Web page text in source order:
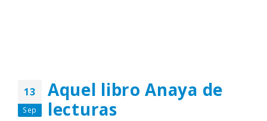
13
Sep
Aquel libro Anaya de
lecturas